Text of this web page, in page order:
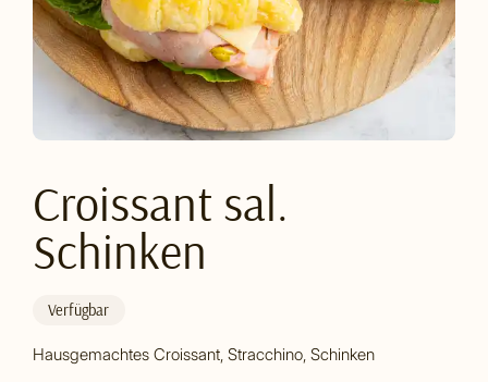
Croissant sal.
Schinken
Verfügbar
Hausgemachtes Croissant, Stracchino, Schinken